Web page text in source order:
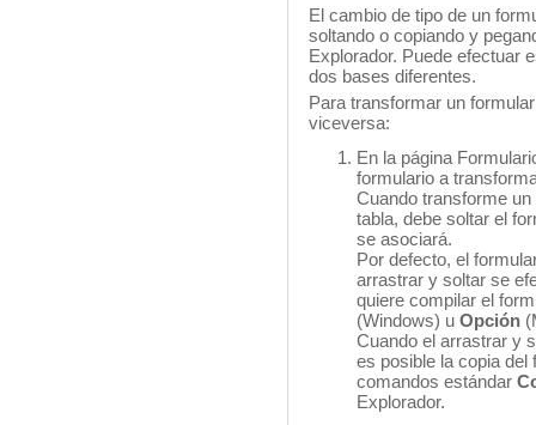
El cambio de tipo de un
soltando o copiando y
Explorador. Puede efectuar
dos bases diferentes.
Para transformar un
viceversa:
En la página
formulario a
Cuando transforme
tabla, debe soltar el
se asociará.
Por defecto, el
arrastrar y soltar se
quiere compilar el
(Windows) u Opción
Cuando el arrastrar y
es posible la copia del
comandos estándar
Explorador.